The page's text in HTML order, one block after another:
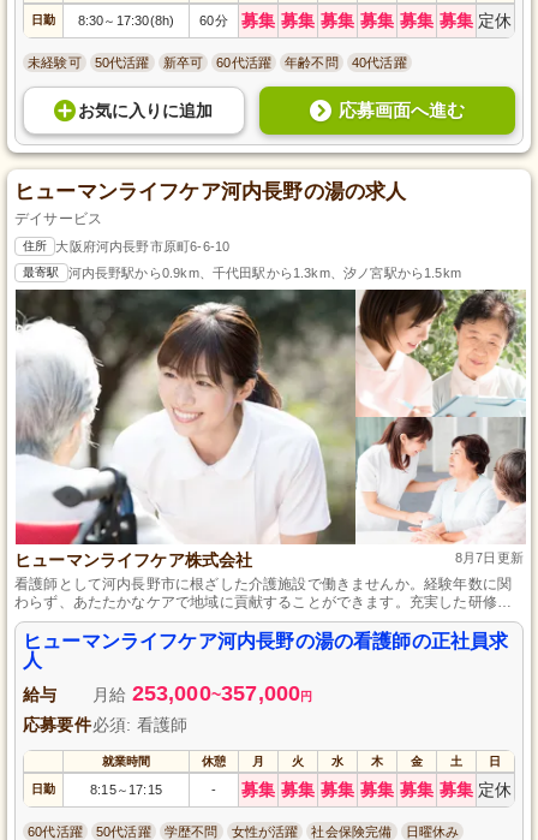
日勤 8:30～ 17:30(8h) 60分 募集 募集 募集 募集 募集 募集 定休
未経験可 50代活躍 新卒可 60代活躍 年齢不問 40代活躍
お気に入り に追加 応募画面へ進む
ヒューマンライフケア河内長野の湯の求人
デイサービス
住所 大阪府河内長野市原町6-6-10
最寄駅 河内長野駅から0.9km、千代田駅から1.3km、汐ノ宮駅から1.5km
ヒューマンライフケア株式会社 8月7日更新
看護師として河内長野市に根ざした介護施設で働きませんか。経験年数に関
わらず、あたたかなケアで地域に貢献することができます。充実した研修制
度があり、専門スキルだけでなく人としても成長できる環境です。長期的な
キャリア形成を目指し、やりがいある仕事をしましょう。
ヒューマンライフケア河内長野の湯の看護師の正社員求
人
給与 月給 253,000~357,000円
応募要件必須: 看護師
就業時間 休憩 月 火 水 木 金 土 日
日勤 8:15～ 17:15 - 募集 募集 募集 募集 募集 募集 定休
60代活躍 50代活躍 学歴不問 女性が活躍 社会保険完備 日曜休み